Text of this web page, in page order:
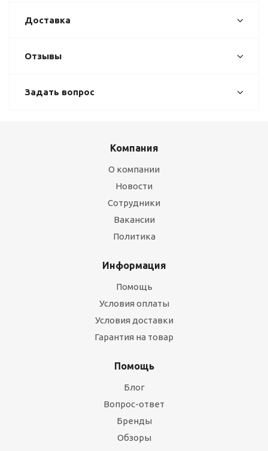
Доставка
Отзывы
Задать вопрос
Компания
О компании
Новости
Сотрудники
Вакансии
Политика
Информация
Помощь
Условия оплаты
Условия доставки
Гарантия на товар
Помощь
Блог
Вопрос-ответ
Бренды
Обзоры